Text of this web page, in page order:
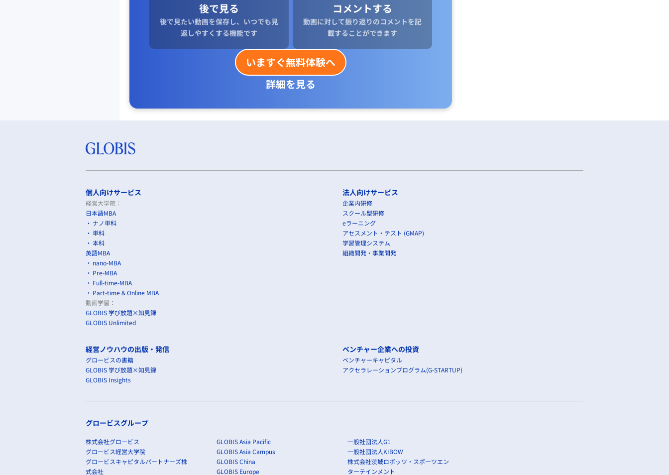
後で見る
後で見たい動画を保存し、いつでも見
返しやすくする機能です
コメントする
動画に対して振り返りのコメントを記
載することができます
いますぐ無料体験へ
詳細を見る
個人向けサービス
経営大学院：
日本語MBA
ナノ単科
単科
本科
英語MBA
nano-MBA
Pre-MBA
Full-time-MBA
Part-time & Online MBA
動画学習：
GLOBIS 学び放題×知見録
GLOBIS Unlimited
法人向けサービス
企業内研修
スクール型研修
eラーニング
アセスメント・テスト (GMAP)
学習管理システム
組織開発・事業開発
経営ノウハウの出版・発信
グロービスの書籍
GLOBIS 学び放題×知見録
GLOBIS Insights
ベンチャー企業への投資
ベンチャーキャピタル
アクセラレーションプログラム(G-STARTUP)
グロービスグループ
株式会社グロービス
グロービス経営大学院
グロービスキャピタルパートナーズ株
式会社
GLOBIS Asia Pacific
GLOBIS Asia Campus
GLOBIS China
GLOBIS Europe
一般社団法人G1
一般社団法人KIBOW
株式会社茨城ロボッツ・スポーツエン
ターテインメント